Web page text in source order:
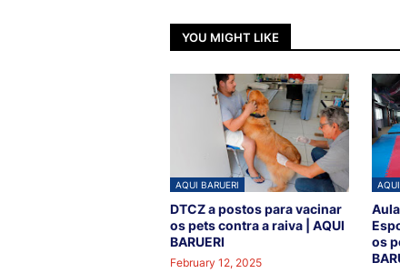
YOU MIGHT LIKE
AQUI BARUERI
DTCZ a postos para vacinar
os pets contra a raiva | AQUI
BARUERI
February 12, 2025
os